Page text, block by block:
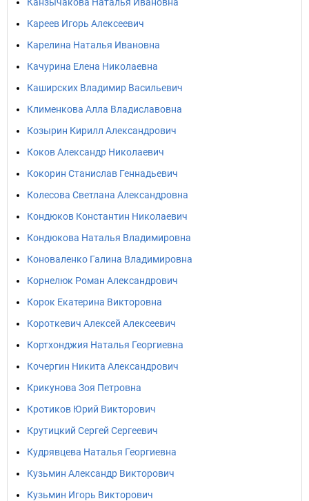
Кареев Игорь Алексеевич
Карелина Наталья Ивановна
Качурина Елена Николаевна
Каширских Владимир Васильевич
Клименкова Алла Владиславовна
Козырин Кирилл Александрович
Коков Александр Николаевич
Кокорин Станислав Геннадьевич
Колесова Светлана Александровна
Кондюков Константин Николаевич
Кондюкова Наталья Владимировна
Коноваленко Галина Владимировна
Корнелюк Роман Александрович
Корок Екатерина Викторовна
Короткевич Алексей Алексеевич
Кортхонджия Наталья Георгиевна
Кочергин Никита Александрович
Крикунова Зоя Петровна
Кротиков Юрий Викторович
Крутицкий Сергей Сергеевич
Кудрявцева Наталья Георгиевна
Кузьмин Александр Викторович
Кузьмин Игорь Викторович